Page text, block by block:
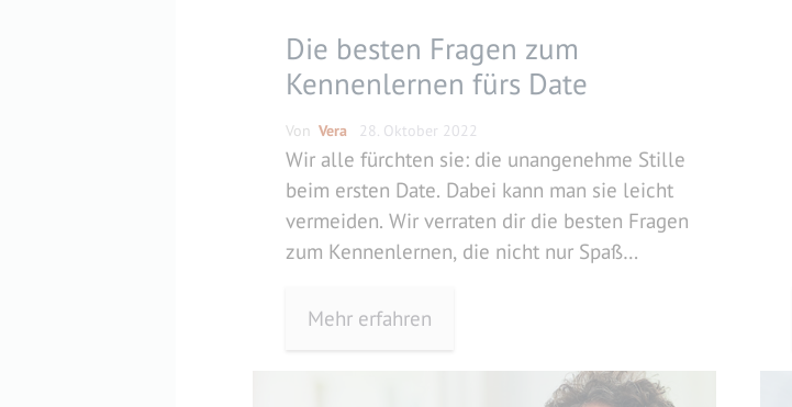
Die besten Fragen zum
Kennenlernen fürs Date
Von Vera 28. Oktober 2022
Wir alle fürchten sie: die unangenehme Stille
beim ersten Date. Dabei kann man sie leicht
vermeiden. Wir verraten dir die besten Fragen
zum Kennenlernen, die nicht nur Spaß
dein Gegenüber liefern.
Mehr erfahren